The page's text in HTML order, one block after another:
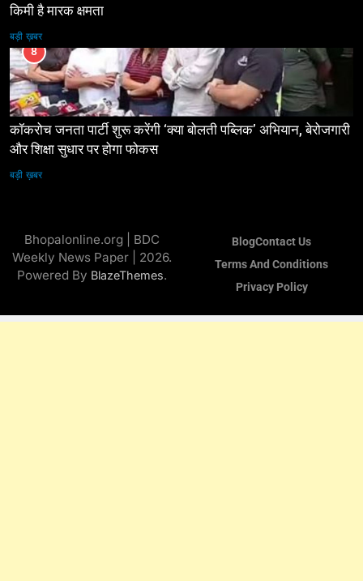
किमी है मारक क्षमता
बड़ी ख़बर
8
कॉकरोच जनता पार्टी शुरू करेंगी ‘क्या बोलती पब्लिक’ अभियान, बेरोजगारी
और शिक्षा सुधार पर होगा फोकस
बड़ी ख़बर
Bhopalonline.org | BDC
Weekly News Paper | 2026.
Powered By BlazeThemes.
BlogContact Us
Terms And Conditions
Privacy Policy